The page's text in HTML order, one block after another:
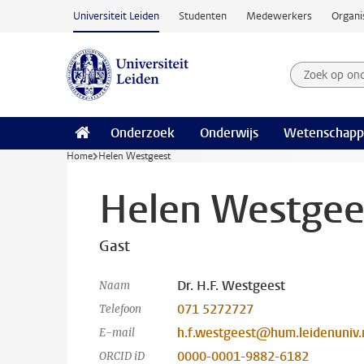
Ga naar hoofdinhoud
Universiteit Leiden Studenten Medewerkers
Zoek op
Zoekterm
Onderzoek Onderwijs
Home Helen Westgeest
Helen
Gast
Naam Dr. H.F. Westgeest
Telefoon 071 5272727
E-mail
ORCID iD 0000-0001-9882-6182